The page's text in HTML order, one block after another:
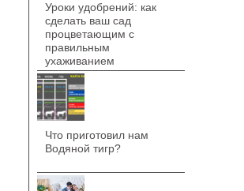
Уроки удобрений: как
сделать ваш сад
процветающим с
правильным
ухаживанием
Что приготовил нам
Водяной тигр?